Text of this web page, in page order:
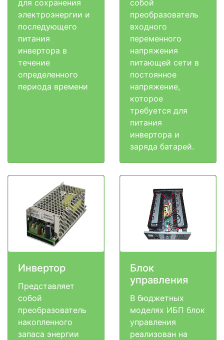
для сохранения
электроэнергии и
последующего
питания
инвертора в
течение
определенного
периода времени
собой
преобразователь
входного
переменного
напряжения
питающей сети в
постоянное
напряжение,
которое
требуется для
питания
инвертора и
заряда батарей.
Инвертор
Представляет
собой
преобразователь
накопленного
запаса энергии
Блок
управления
В бюджетных
моделях ИБП блок
управления
реализован на